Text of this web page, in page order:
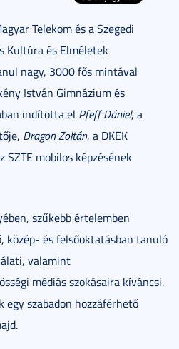
Telekom és a Szegedi
Kultúra és Elméletek
nagy, 3000 fős mintával
István Gimnázium és
indította el Pfeff Dániel, a
Dragon Zoltán, a DKEK
SZTE mobilos képzésének
szűkebb értelemben
közép- és felsőoktatásban tanuló
valamint
médiás szokásaira kíváncsi.
szabadon hozzáférhető